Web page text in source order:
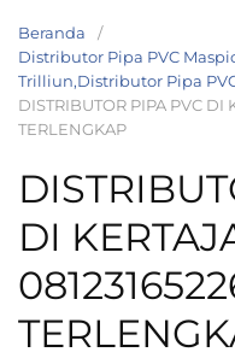
Beranda
Distributor Pipa PVC
Trilliun,Distributor Pipa
DISTRIBUTOR PIPA PVC DI
TERLENGKAP
DI